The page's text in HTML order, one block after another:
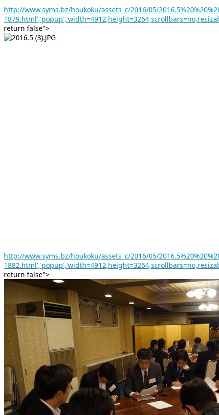
http://www.syms.bz/houkoku/assets_c/2016/05/
return false">
http://www.syms.bz/houkoku/assets_c/2016/05/
return false">